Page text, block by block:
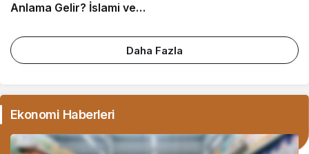
Anlama Gelir? İslami ve
Daha Fazla
Ekonomi Haberleri